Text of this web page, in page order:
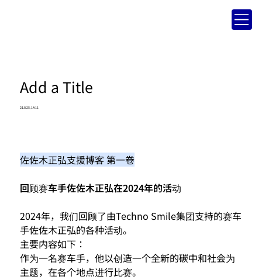
Add a Title
21.8.25, 14:11
佐佐木正弘支援博客 第一卷
回顾赛车手佐佐木正弘在2024年的活动
2024年，我们回顾了由Techno Smile集团支持的赛车
手佐佐木正弘的各种活动。
主要内容如下：
作为一名赛车手，他以创造一个全新的碳中和社会为
主题，在各个地点进行比赛。